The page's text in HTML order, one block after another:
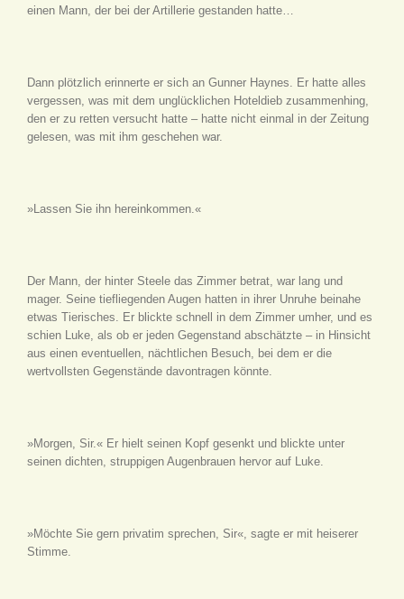
einen Mann, der bei der Artillerie gestanden hatte…
Dann plötzlich erinnerte er sich an Gunner Haynes. Er hatte alles
vergessen, was mit dem unglücklichen Hoteldieb zusammenhing,
den er zu retten versucht hatte – hatte nicht einmal in der Zeitung
gelesen, was mit ihm geschehen war.
»Lassen Sie ihn hereinkommen.«
Der Mann, der hinter Steele das Zimmer betrat, war lang und
mager. Seine tiefliegenden Augen hatten in ihrer Unruhe beinahe
etwas Tierisches. Er blickte schnell in dem Zimmer umher, und es
schien Luke, als ob er jeden Gegenstand abschätzte – in Hinsicht
aus einen eventuellen, nächtlichen Besuch, bei dem er die
wertvollsten Gegenstände davontragen könnte.
»Morgen, Sir.« Er hielt seinen Kopf gesenkt und blickte unter
seinen dichten, struppigen Augenbrauen hervor auf Luke.
»Möchte Sie gern privatim sprechen, Sir«, sagte er mit heiserer
Stimme.